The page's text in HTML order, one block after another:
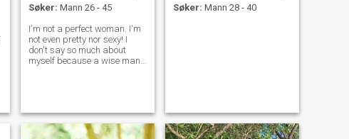
Søker: Mann 26 - 45
I'm not a perfect woman. I'm
not even pretty nor sexy! I
don't say so much about
myself because a wise man
Søker: Mann 28 - 40